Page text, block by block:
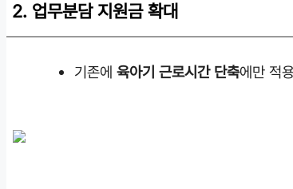
2. 업무분담 지원금 확대
기존에육아기 근로시간 단축에만 적